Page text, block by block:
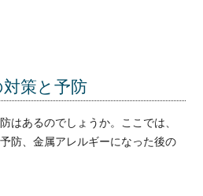
策と予防
はあるのでしょうか。ここでは、
防、金属アレルギーになった後の